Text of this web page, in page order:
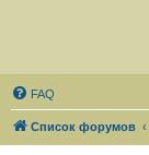
FAQ
Список форумов